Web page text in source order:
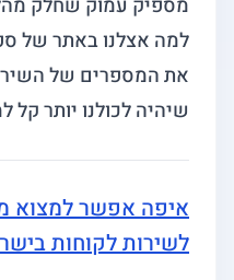
מספיק עמוק שחלק
למה אצלנו באתר של
את המספרים של
שיהיה לכולנו יותר קל
איפה אפשר למצוא
לשירות לקוחות